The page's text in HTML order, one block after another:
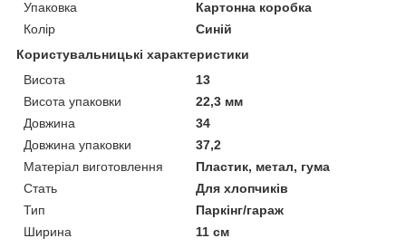
Упаковка
Картонна коробка
Колір
Синій
Користувальницькі характеристики
Висота
13
Висота упаковки
22,3 мм
Довжина
34
Довжина упаковки
37,2
Матеріал виготовлення
Пластик, метал, гума
Стать
Для хлопчиків
Тип
Паркінг/гараж
Ширина
11 см